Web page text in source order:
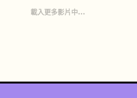
載入更多影片中...